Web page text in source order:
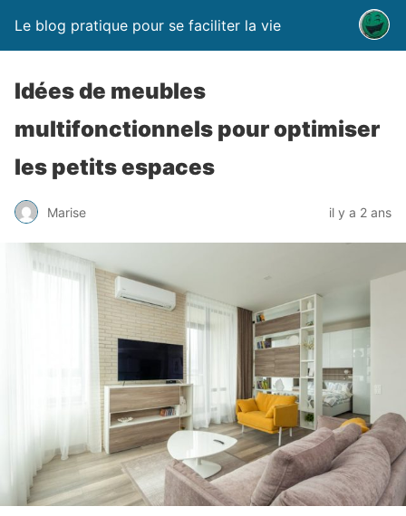
Le blog pratique pour se faciliter la vie
Idées de meubles
multifonctionnels pour optimiser
les petits espaces
Marise il y a 2 ans